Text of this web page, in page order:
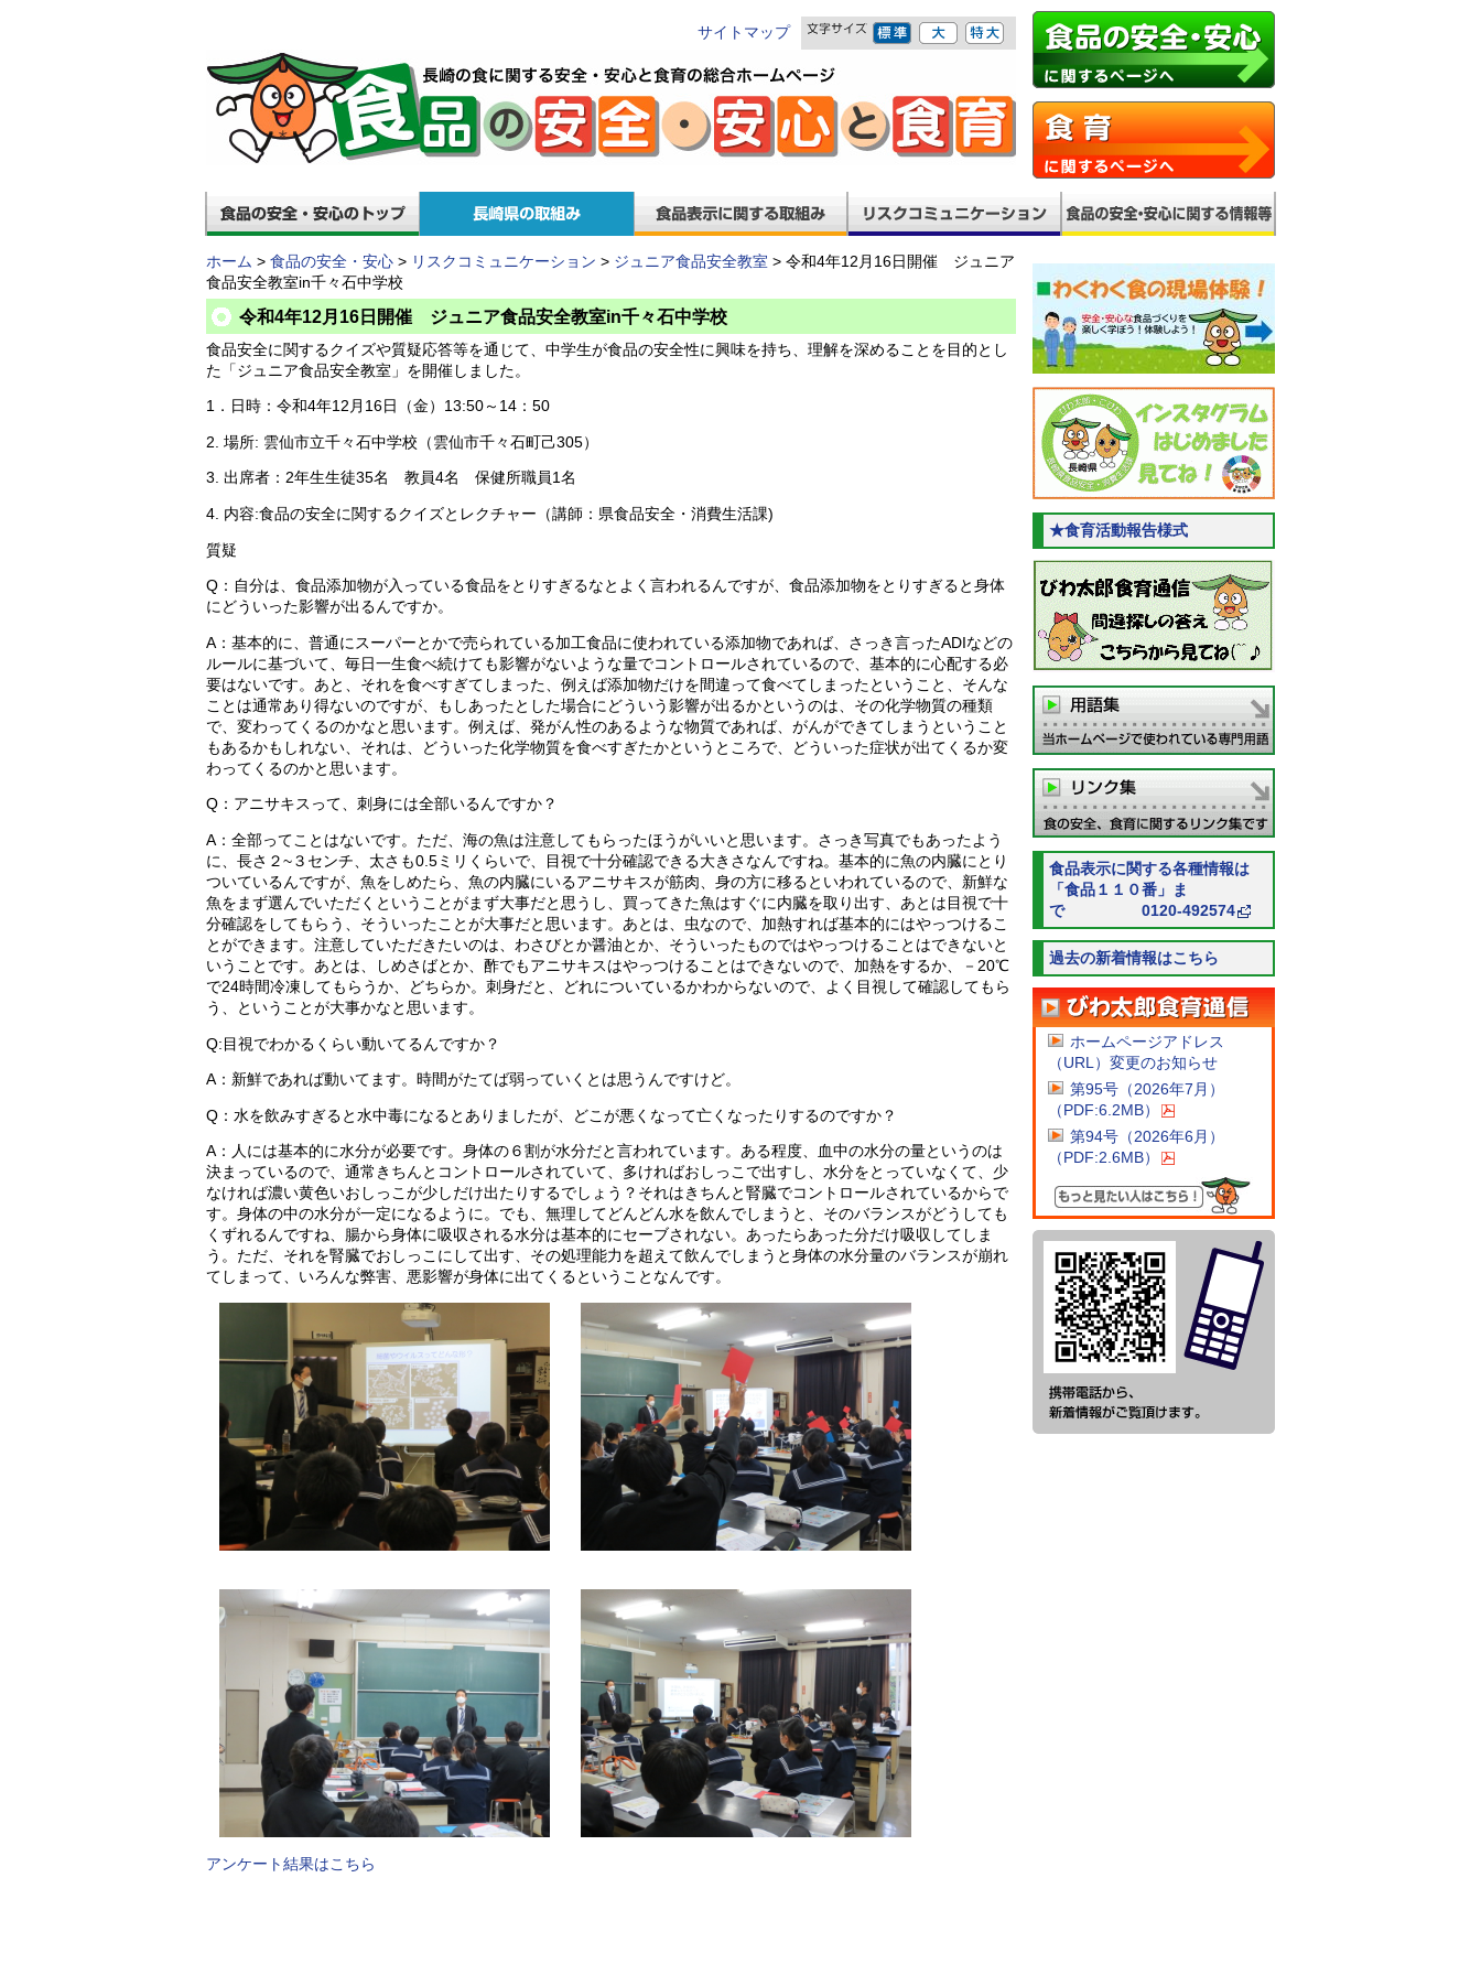
サイトマップ
ホーム > 食品の安全・安心 > リスクコミュニケーション > ジュニア食品安全教室 > 令和4年12月16日開催 ジュニア
食品安全教室in千々石中学校
令和4年12月16日開催 ジュニア食品安全教室in千々石中学校
食品安全に関するクイズや質疑応答等を通じて、中学生が食品の安全性に興味を持ち、理解を深めることを目的とし
た「ジュニア食品安全教室」を開催しました。
1．日時：令和4年12月16日（金）13:50～14：50
2. 場所: 雲仙市立千々石中学校（雲仙市千々石町己305）
3. 出席者：2年生生徒35名 教員4名 保健所職員1名
4. 内容:食品の安全に関するクイズとレクチャー（講師：県食品安全・消費生活課)
質疑
Q ：自分は、食品添加物が入っている食品をとりすぎるなとよく言われるんですが、食品添加物をとりすぎると身体
にどういった影響が出るんですか。
A ：基本的に、普通にスーパーとかで売られている加工食品に使われている添加物であれば、さっき言ったADI などの
ルールに基づいて、毎日一生食べ続けても影響がないような量でコントロールされているので、基本的に心配する必
要はないです。あと、それを食べすぎてしまった、例えば添加物だけを間違って食べてしまったということ、そんな
ことは通常あり得ないのですが、もしあったとした場合にどういう影響が出るかというのは、その化学物質の種類
で、変わってくるのかなと思います。例えば、発がん性のあるような物質であれば、がんができてしまうということ
もあるかもしれない、それは、どういった化学物質を食べすぎたかというところで、どういった症状が出てくるか変
わってくるのかと思います。
Q ：アニサキスって、刺身には全部いるんですか？
A ：全部ってことはないです。ただ、海の魚は注意してもらったほうがいいと思います。さっき写真でもあったよう
に、長さ２ ~ ３センチ、太さも0.5 ミリくらいで、目視で十分確認できる大きさなんですね。基本的に魚の内臓にとり
ついているんですが、魚をしめたら、魚の内臓にいるアニサキスが筋肉、身の方に移るといわれているので、新鮮な
魚をまず選んでいただくということがまず大事だと思うし、買ってきた魚はすぐに内臓を取り出す、あとは目視で十
分確認をしてもらう、そういったことが大事だと思います。あとは、虫なので、加熱すれば基本的にはやっつけるこ
とができます。注意していただきたいのは、わさびとか醤油とか、そういったものではやっつけることはできないと
いうことです。あとは、しめさばとか、酢でもアニサキスはやっつけることはできないので、加熱をするか、－ 20℃
で24時間冷凍してもらうか、どちらか。刺身だと、どれについているかわからないので、よく目視して確認してもら
う、ということが大事かなと思います。
Q: 目視でわかるくらい動いてるんですか？
A：新鮮であれば動いてます。時間がたてば弱っていくとは思うんですけど。
Q ：水を飲みすぎると水中毒になるとありましたが、どこが悪くなって亡くなったりするのですか？
A：人には基本的に水分が必要です。身体の６割が水分だと言われています。ある程度、血中の水分の量というのは
決まっているので、通常きちんとコントロールされていて、多ければおしっこで出すし、水分をとっていなくて、少
なければ濃い黄色いおしっこが少しだけ出たりするでしょう？それはきちんと腎臓でコントロールされているからで
す。身体の中の水分が一定になるように。でも、無理してどんどん水を飲んでしまうと、そのバランスがどうしても
くずれるんですね、腸から身体に吸収される水分は基本的にセーブされない。あったらあった分だけ吸収してしま
う。ただ、それを腎臓でおしっこにして出す、その処理能力を超えて飲んでしまうと身体の水分量のバランスが崩れ
てしまって、いろんな弊害、悪影響が身体に出てくるということなんです。
アンケート結果はこちら
★食育活動報告様式
食品表示に関する各種情報は
「食品１１０番」ま
で 0120-492574
過去の新着情報はこちら
ホームページアドレス
（URL）変更のお知らせ
第95号（2026年7月）
（PDF:6.2MB）
第94号（2026年6月）
（PDF:2.6MB）